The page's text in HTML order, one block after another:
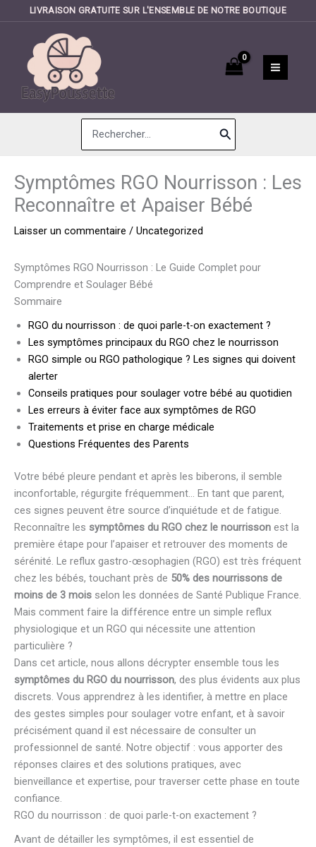
LIVRAISON GRATUITE SUR L'ENSEMBLE DE NOTRE BOUTIQUE
contenu
Search
for:
Symptômes RGO Nourrisson : Les
Reconnaître et Apaiser Bébé
Laisser un commentaire / Uncategorized
Symptômes RGO Nourrisson : Le Guide Complet pour
Comprendre et Soulager Bébé
Sommaire
RGO du nourrisson : de quoi parle-t-on exactement ?
Les symptômes principaux du RGO chez le nourrisson
RGO simple ou RGO pathologique ? Les signes qui doivent
alerter
Conseils pratiques pour soulager votre bébé au quotidien
Les erreurs à éviter face aux symptômes de RGO
Traitements et prise en charge médicale
Questions Fréquentes des Parents
Votre bébé pleure pendant et après les biberons, il semble
inconfortable, régurgite fréquemment… En tant que parent,
ces signes peuvent être source d’inquiétude et de fatigue.
Reconnaître les symptômes du RGO chez le nourrisson est la
première étape pour l’apaiser et retrouver des moments de
sérénité. Le reflux gastro-œsophagien (RGO) est très fréquent
chez les bébés, touchant près de 50% des nourrissons de
moins de 3 mois selon les données de Santé Publique France.
Mais comment faire la différence entre un simple reflux
physiologique et un RGO qui nécessite une attention
particulière ?
Dans cet article, nous allons décrypter ensemble tous les
symptômes du RGO du nourrisson, des plus évidents aux plus
discrets. Vous apprendrez à les identifier, à mettre en place
des gestes simples pour soulager votre enfant, et à savoir
précisément quand il est nécessaire de consulter un
professionnel de santé. Notre objectif : vous apporter des
réponses claires et des solutions pratiques, avec
bienveillance et expertise, pour traverser cette phase en toute
confiance.
RGO du nourrisson : de quoi parle-t-on exactement ?
Avant de détailler les symptômes, il est essentiel de